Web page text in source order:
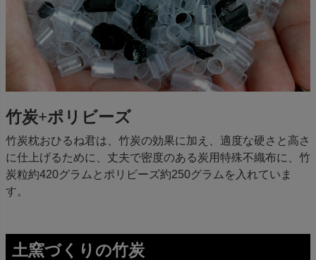
竹炭+ポリビーズ
竹炭枕おひるね君は、竹炭の効果に加え、適度な硬さと高さ
に仕上げるために、丈夫で密度のある炭用特殊不織布に、竹
炭粒約420グラムとポリビーズ約250グラムを入れていま
す。
土窯づくりの竹炭